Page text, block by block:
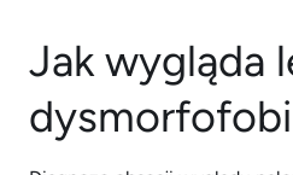
Jak wygląda